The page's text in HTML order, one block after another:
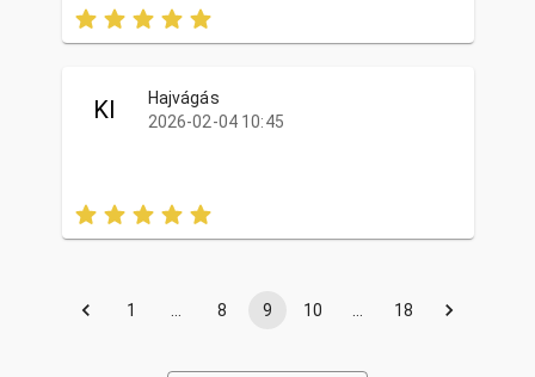
KI
Hajvágás
2026-02-04 10:45
1 … 8 9 10 … 18